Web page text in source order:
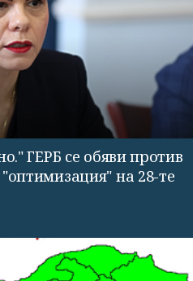
ГЕРБ се обяви против
на 28-те